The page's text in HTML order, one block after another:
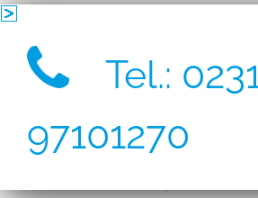
bedeutende Visitenkarte für Ihr
vermittelt nicht nur Informationen
und Ihre Leistungen: Sie dient auch
Neben der ansprechenden
Tel.:
97101270